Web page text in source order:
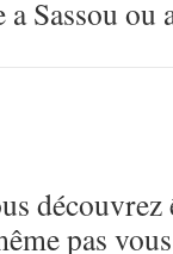
Sassou ou
découvrez
pas